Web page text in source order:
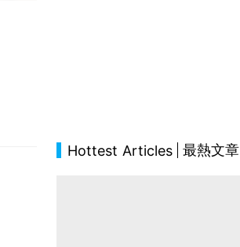
Hottest Articles 最熱文章